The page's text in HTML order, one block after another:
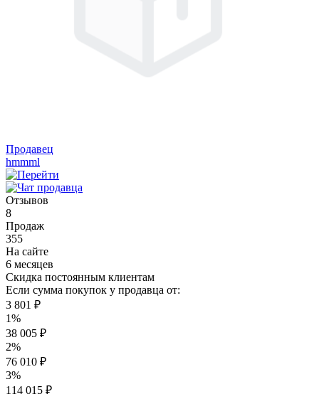
Продавец
hmmml
Отзывов
8
Продаж
355
На сайте
6 месяцев
Скидка постоянным клиентам
Если сумма покупок у продавца от:
3 801 ₽
1%
38 005 ₽
2%
76 010 ₽
3%
114 015 ₽